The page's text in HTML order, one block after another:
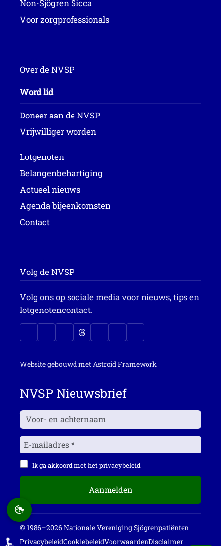
Non-Sjögren Sicca
Voor zorgprofessionals
Over de NVSP
Word lid
Doneer aan de NVSP
Vrijwilliger worden
Lotgenoten
Belangenbehartiging
Actueel nieuws
Agenda bijeenkomsten
Contact
Volg de NVSP
Volg ons op sociale media voor nieuws, tips en
lotgenotencontact.
Website gebouwd metAstroid Framework
NVSP Nieuwsbrief
Ik ga akkoord met hetprivacybeleid
Aanmelden
© 1986–2026 Nationale Vereniging Sjögrenpatiënten
PrivacybeleidCookiebeleidVoorwaardenDisclaimer